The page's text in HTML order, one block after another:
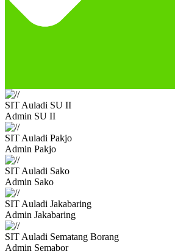
SIT Auladi SU II
Admin SU II
SIT Auladi Pakjo
Admin Pakjo
SIT Auladi Sako
Admin Sako
SIT Auladi Jakabaring
Admin Jakabaring
SIT Auladi Sematang Borang
Admin Semabor